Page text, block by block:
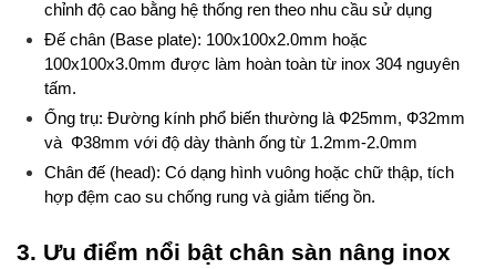
chỉnh độ cao bằng hệ thống ren theo nhu cầu sử dụng
Đế chân (Base plate): 100x100x2.0mm hoặc
100x100x3.0mm được làm hoàn toàn từ inox 304 nguyên
tấm.
Ống trụ: Đường kính phổ biến thường là Ф25mm, Ф32mm
và  Ф38mm với độ dày thành ống từ 1.2mm-2.0mm
Chân đế (head): Có dạng hình vuông hoặc chữ thập, tích
hợp đệm cao su chống rung và giảm tiếng ồn.
3. Ưu điểm nổi bật chân sàn nâng inox